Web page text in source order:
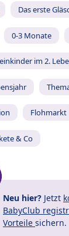
Das erste
0-3 Monate
im 2.
Flohmarkt
& Co
Neu hier? Jetzt
BabyClub
Vorteile sichern.